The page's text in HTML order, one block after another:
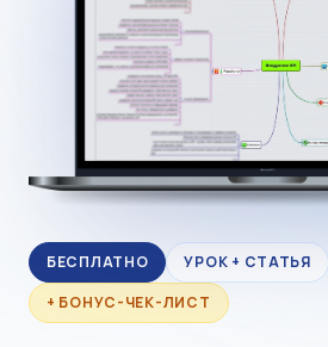
БЕСПЛАТНО
УРОК + СТАТЬЯ
+ БОНУС-ЧЕК-ЛИСТ